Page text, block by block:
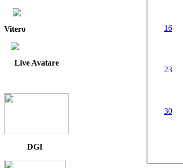
Vitero
Live Avatare
DGI
16
23
30